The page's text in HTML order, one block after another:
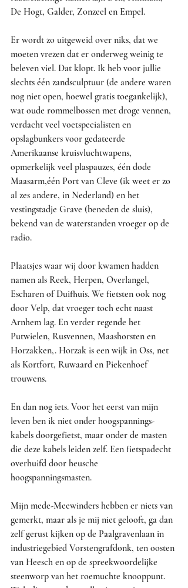
De Hogt, Galder, Zonzeel en Empel.
Er wordt zo uitgeweid over niks, dat we
moeten vrezen dat er onderweg weinig te
beleven viel. Dat klopt. Ik heb voor jullie
slechts één zandsculptuur (de andere waren
nog niet open, hoewel gratis toegankelijk),
wat oude rommelbossen met droge vennen,
verdacht veel voetspecialisten en
opslagbunkers voor gedateerde
Amerikaanse kruisvluchtwapens,
opmerkelijk veel plaspauzes, één dode
Maasarm,één Port van Cleve (ik weet er zo
al zes andere, in Nederland) en het
vestingstadje Grave (beneden de sluis),
bekend van de waterstanden vroeger op de
radio.
Plaatsjes waar wij door kwamen hadden
namen als Reek, Herpen, Overlangel,
Escharen of Duifhuis. We fietsten ook nog
door Velp, dat vroeger toch echt naast
Arnhem lag. En verder regende het
Putwielen, Rusvennen, Maashorsten en
Horzakken,. Horzak is een wijk in Oss, net
als Kortfort, Ruwaard en Piekenhoef
trouwens.
En dan nog iets. Voor het eerst van mijn
leven ben ik niet onder hoogspannings-
kabels doorgefietst, maar onder de masten
die deze kabels leiden zelf. Een fietspadecht
overhuifd door heusche
hoogspanningsmasten.
Mijn mede-Meewinders hebben er niets van
gemerkt, maar als je mij niet gelooft, ga dan
zelf gerust kijken op de Paalgravenlaan in
industriegebied Vorstengrafdonk, ten oosten
van Heesch en op de spreekwoordelijke
steenworp van het roemuchte knooppunt.